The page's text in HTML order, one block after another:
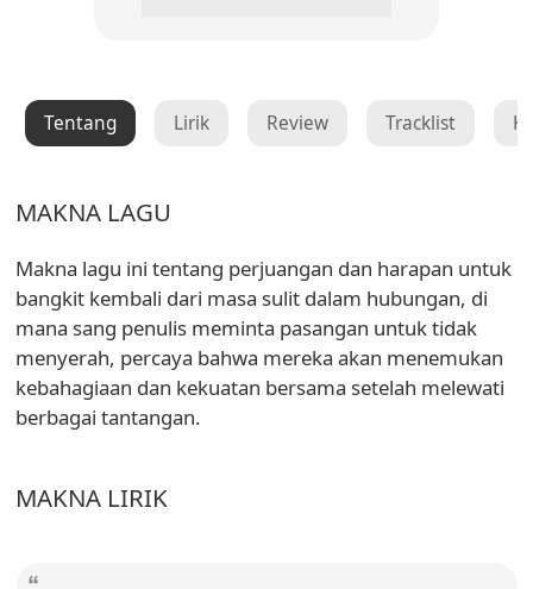
Tentang Lirik Review Tracklist
MAKNA LAGU
Makna lagu ini tentang perjuangan dan harapan untuk
bangkit kembali dari masa sulit dalam hubungan, di
mana sang penulis meminta pasangan untuk tidak
menyerah, percaya bahwa mereka akan menemukan
kebahagiaan dan kekuatan bersama setelah melewati
berbagai tantangan.
MAKNA LIRIK